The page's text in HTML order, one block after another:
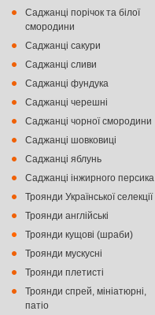
Саджанці порічок та білої
смородини
Саджанці сакури
Саджанці сливи
Саджанці фундука
Саджанці черешні
Саджанці чорної смородини
Саджанці шовковиці
Саджанці яблунь
Саджанці інжирного персика
Троянди Української селекції
Троянди англійські
Троянди кущові (шраби)
Троянди мускусні
Троянди плетисті
Троянди спрей, мініатюрні,
патіо